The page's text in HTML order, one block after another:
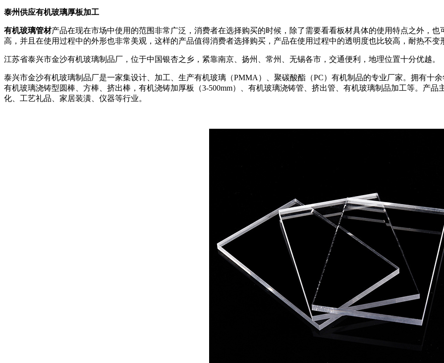
泰州供应有机玻璃厚板加工
有机玻璃管材产品在现在市场中使用的范围非常广泛，消费者在选择购买的时候，除了需要看看板材具体的使用特点之外，
高，并且在使用过程中的外形也非常美观，这样的产品值得消费者选择购买，产品在使用过程中的透明度也比较高，耐热不
江苏省泰兴市金沙有机玻璃制品厂，位于中国银杏之乡，紧靠南京、扬州、常州、无锡各市，交通便利，地理位置十分优越。
泰兴市金沙有机玻璃制品厂是一家集设计、加工、生产有机玻璃（PMMA）、聚碳酸酯（PC）有机制品的专业厂家。拥有十
有机玻璃浇铸型圆棒、方棒、挤出棒，有机浇铸加厚板（3-500mm）、有机玻璃浇铸管、挤出管、有机玻璃制品加工等。产
化、工艺礼品、家居装潢、仪器等行业。